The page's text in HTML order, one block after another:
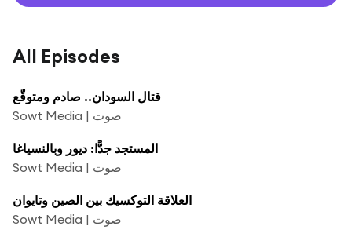
All Episodes
قتال السودان.. صادم ومتوقّع
Sowt Media | صوت
المستجد جدًّا: ديور وبالنسياغا
Sowt Media | صوت
العلاقة التوكسيك بين الصين وتايوان
Sowt Media | صوت